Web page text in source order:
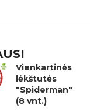
Vienkartinės
lėkštutės
"Spiderman"
(8 vnt.)